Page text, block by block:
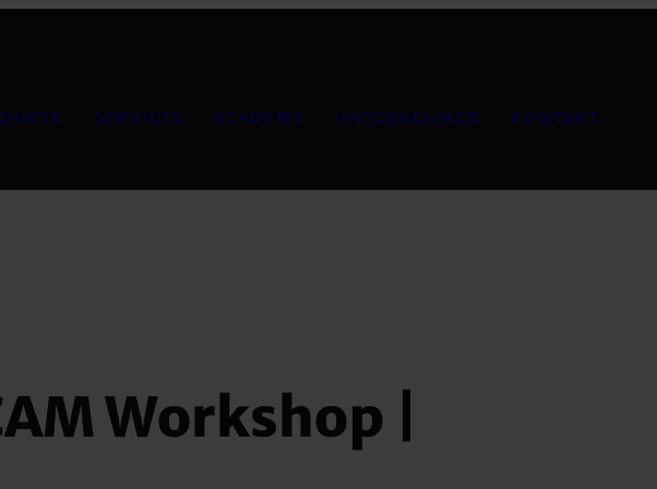
SERVICES ACADEMY UNTERNEHMEN KONTAKT
Workshop |